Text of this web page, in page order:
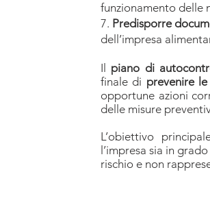
funzionamento delle
7. Predisporre
dell’impresa
​Il piano di
finale di prevenire
opportune azioni
delle misure
L’obiettivo
l’impresa sia in
rischio e non